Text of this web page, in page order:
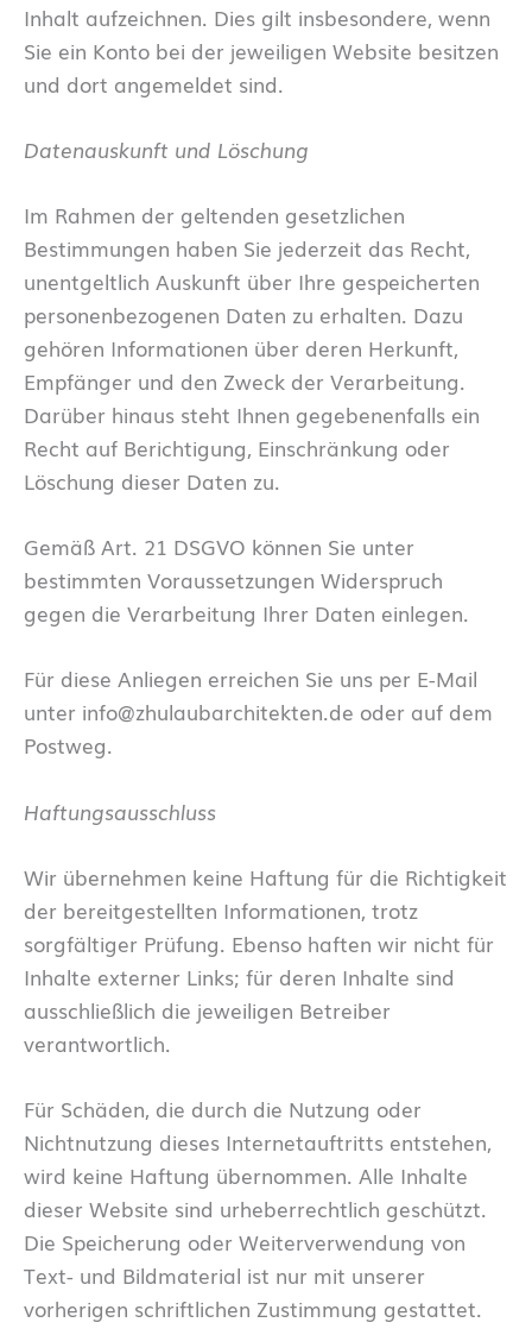
Inhalt aufzeichnen. Dies gilt insbesondere, wenn
Sie ein Konto bei der jeweiligen Website besitzen
und dort angemeldet sind.
Datenauskunft und Löschung
Im Rahmen der geltenden gesetzlichen
Bestimmungen haben Sie jederzeit das Recht,
unentgeltlich Auskunft über Ihre gespeicherten
personenbezogenen Daten zu erhalten. Dazu
gehören Informationen über deren Herkunft,
Empfänger und den Zweck der Verarbeitung.
Darüber hinaus steht Ihnen gegebenenfalls ein
Recht auf Berichtigung, Einschränkung oder
Löschung dieser Daten zu.
Gemäß Art. 21 DSGVO können Sie unter
bestimmten Voraussetzungen Widerspruch
gegen die Verarbeitung Ihrer Daten einlegen.
Für diese Anliegen erreichen Sie uns per E-Mail
unter info@zhulaubarchitekten.de oder auf dem
Postweg.
Haftungsausschluss
Wir übernehmen keine Haftung für die Richtigkeit
der bereitgestellten Informationen, trotz
sorgfältiger Prüfung. Ebenso haften wir nicht für
Inhalte externer Links; für deren Inhalte sind
ausschließlich die jeweiligen Betreiber
verantwortlich.
Für Schäden, die durch die Nutzung oder
Nichtnutzung dieses Internetauftritts entstehen,
wird keine Haftung übernommen. Alle Inhalte
dieser Website sind urheberrechtlich geschützt.
Die Speicherung oder Weiterverwendung von
Text- und Bildmaterial ist nur mit unserer
vorherigen schriftlichen Zustimmung gestattet.